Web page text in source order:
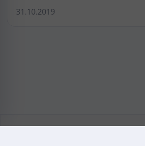
31.10.2019
KAZMEDIC.ORG